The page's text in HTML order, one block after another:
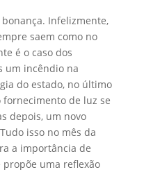
Infelizmente,
saem como no
é o caso dos
um incêndio na
do estado, no último
de luz se
depois, um novo
isso no mês da
a importância de
uma reflexão